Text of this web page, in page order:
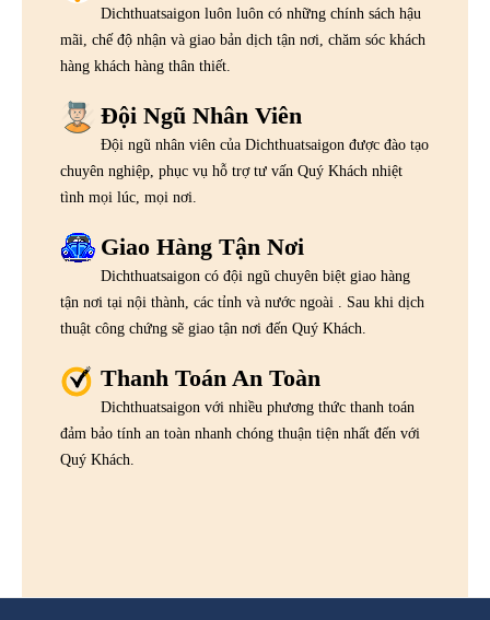
Dichthuatsaigon luôn luôn có những chính sách hậu
mãi, chế độ nhận và giao bản dịch tận nơi, chăm sóc khách
hàng khách hàng thân thiết.
Đội Ngũ Nhân Viên
Đội ngũ nhân viên của Dichthuatsaigon được đào tạo
chuyên nghiệp, phục vụ hỗ trợ tư vấn Quý Khách nhiệt
tình mọi lúc, mọi nơi.
Giao Hàng Tận Nơi
Dichthuatsaigon có đội ngũ chuyên biệt giao hàng
tận nơi tại nội thành, các tỉnh và nước ngoài . Sau khi dịch
thuật công chứng sẽ giao tận nơi đến Quý Khách.
Thanh Toán An Toàn
Dichthuatsaigon với nhiều phương thức thanh toán
đảm bảo tính an toàn nhanh chóng thuận tiện nhất đến với
Quý Khách.